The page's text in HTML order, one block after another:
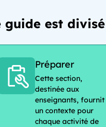
guide est
Préparer
Cette section,
destinée aux
enseignants, fournit
un contexte pour
chaque activité de